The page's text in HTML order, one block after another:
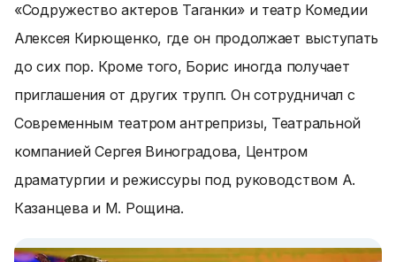
«Содружество актеров Таганки» и театр Комедии
Алексея Кирющенко, где он продолжает выступать
до сих пор. Кроме того, Борис иногда получает
приглашения от других трупп. Он сотрудничал с
Современным театром антрепризы, Театральной
компанией Сергея Виноградова, Центром
драматургии и режиссуры под руководством А.
Казанцева и М. Рощина.